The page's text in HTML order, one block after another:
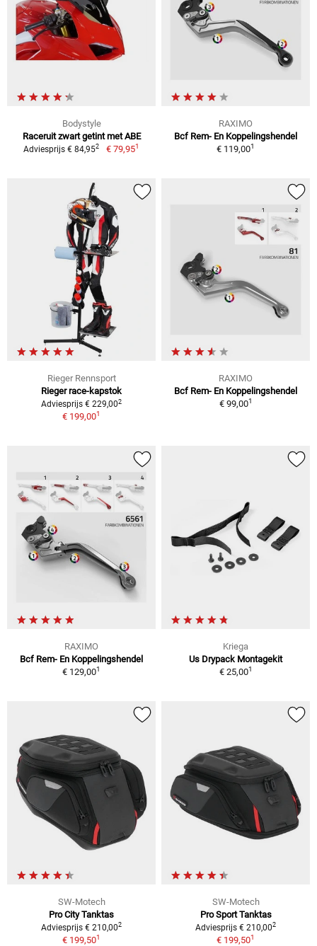
Bodystyle
Raceruit zwart getint met ABE
Adviesprijs € 84,952 € 79,951
RAXIMO
Bcf Rem- En Koppelingshendel
€ 119,001
Rieger Rennsport
Rieger race-kapstok
Adviesprijs € 229,002
€ 199,001
RAXIMO
Bcf Rem- En Koppelingshendel
€ 99,001
RAXIMO
Bcf Rem- En Koppelingshendel
€ 129,001
Kriega
Us Drypack Montagekit
€ 25,001
SW-Motech
Pro City Tanktas
Adviesprijs € 210,002
€ 199,501
SW-Motech
Pro Sport Tanktas
Adviesprijs € 210,002
€ 199,501